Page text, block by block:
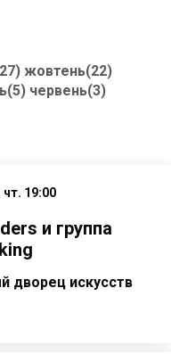
жовтень(22)
червень(3)
чт. 19:00
и группа
дворец искусств